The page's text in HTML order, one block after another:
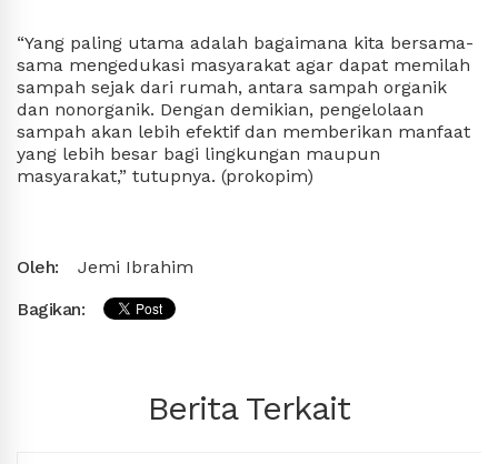
“Yang paling utama adalah bagaimana kita bersama-
sama mengedukasi masyarakat agar dapat memilah
sampah sejak dari rumah, antara sampah organik
dan nonorganik. Dengan demikian, pengelolaan
sampah akan lebih efektif dan memberikan manfaat
yang lebih besar bagi lingkungan maupun
masyarakat,” tutupnya. (prokopim)
Oleh:
Jemi Ibrahim
Bagikan:
Berita Terkait